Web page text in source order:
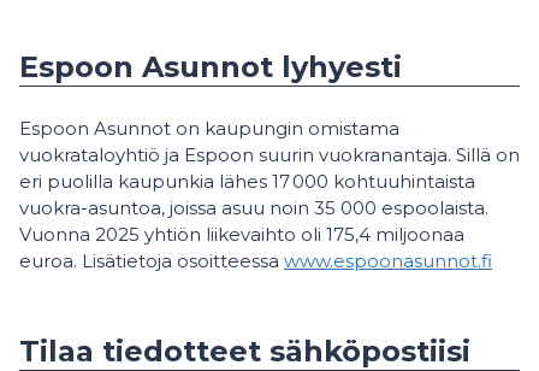
Espoon Asunnot lyhyesti
Espoon Asunnot on kaupungin omistama
vuokrataloyhtiö ja Espoon suurin vuokranantaja. Sillä on
eri puolilla kaupunkia lähes 17 000 kohtuuhintaista
vuokra-asuntoa, joissa asuu noin 35 000 espoolaista.
Vuonna 2025 yhtiön liikevaihto oli 175,4 miljoonaa
euroa. Lisätietoja osoitteessa www.espoonasunnot.fi
Tilaa tiedotteet sähköpostiisi